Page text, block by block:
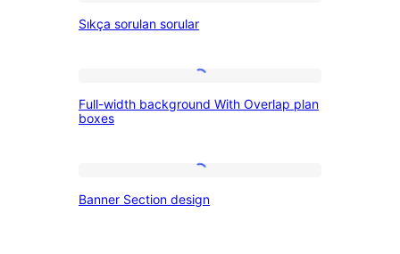
sorulan
Sıkça sorulan sorular
width
With
Overlap
Full-width background With Overlap plan
boxes
Section
Banner Section design